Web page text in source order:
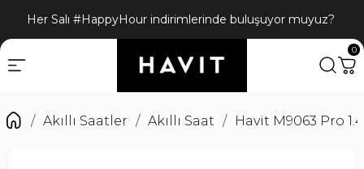
Her Salı #HappyHour indirimlerinde buluşuyor muyuz?
0
Akıllı Saatler Akıllı Saat